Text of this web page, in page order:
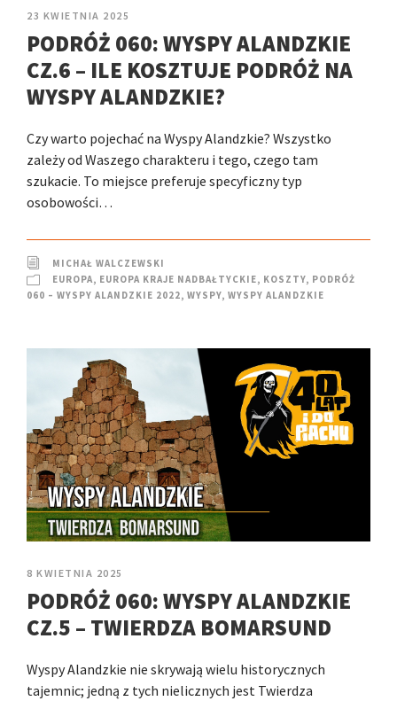
23 KWIETNIA 2025
PODRÓŻ 060: WYSPY ALANDZKIE
CZ.6 – ILE KOSZTUJE PODRÓŻ NA
WYSPY ALANDZKIE?
Czy warto pojechać na Wyspy Alandzkie? Wszystko
zależy od Waszego charakteru i tego, czego tam
szukacie. To miejsce preferuje specyficzny typ
osobowości…
MICHAŁ WALCZEWSKI
EUROPA, EUROPA KRAJE NADBAŁTYCKIE, KOSZTY, PODRÓŻ
060 – WYSPY ALANDZKIE 2022, WYSPY, WYSPY ALANDZKIE
8 KWIETNIA 2025
PODRÓŻ 060: WYSPY ALANDZKIE
CZ.5 – TWIERDZA BOMARSUND
Wyspy Alandzkie nie skrywają wielu historycznych
tajemnic; jedną z tych nielicznych jest Twierdza